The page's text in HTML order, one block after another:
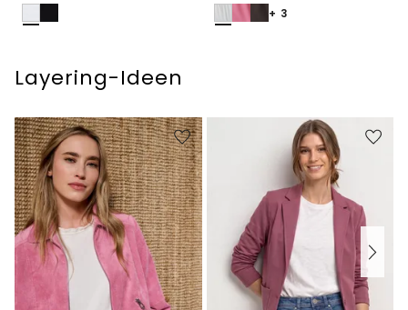
+ 3
Layering-Ideen